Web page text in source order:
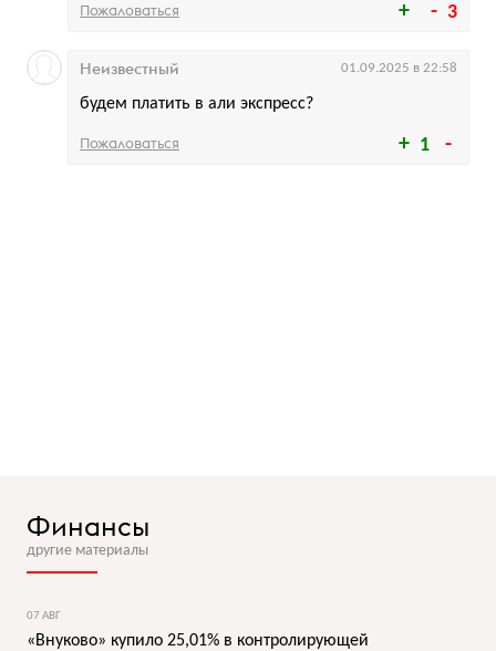
3
Пожаловаться
1
будем платить в али экспресс?
Неизвестный 01.09.2025 в 22:58
Пожаловаться
Финансы
другие материалы
07 АВГ
«Внуково» купило 25,01% в контролирующей